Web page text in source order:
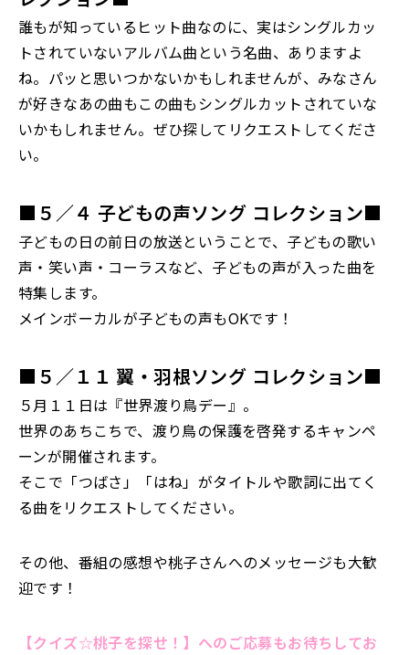
誰もが知っているヒット曲なのに、実はシングルカッ
トされていないアルバム曲という名曲、ありますよ
ね。パッと思いつかないかもしれませんが、みなさん
が好きなあの曲もこの曲もシングルカットされていな
いかもしれません。ぜひ探してリクエストしてくださ
い。
■５／４ 子どもの声ソング コレクション■
子どもの日の前日の放送ということで、子どもの歌い
声・笑い声・コーラスなど、子どもの声が入った曲を
特集します。
メインボーカルが子どもの声もOKです！
■５／１１ 翼・羽根ソング コレクション■
５月１１日は『世界渡り鳥デー』。
世界のあちこちで、渡り鳥の保護を啓発するキャンペ
ーンが開催されます。
そこで「つばさ」「はね」がタイトルや歌詞に出てく
る曲をリクエストしてください。
その他、番組の感想や桃子さんへのメッセージも大歓
迎です！
【クイズ☆桃子を探せ！】へのご応募もお待ちしてお